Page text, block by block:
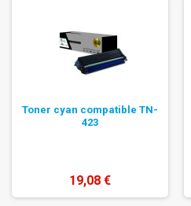
Toner cyan compatible TN-
423
19,08 €